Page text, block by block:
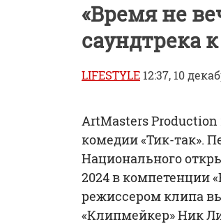
«Время не
саундтрека
LIFESTYLE 12:37, 10
ArtMasters
комедии «Тик-так».
Национального
2024 в компетенции
режиссером клипа
«Клипмейкер» Ник